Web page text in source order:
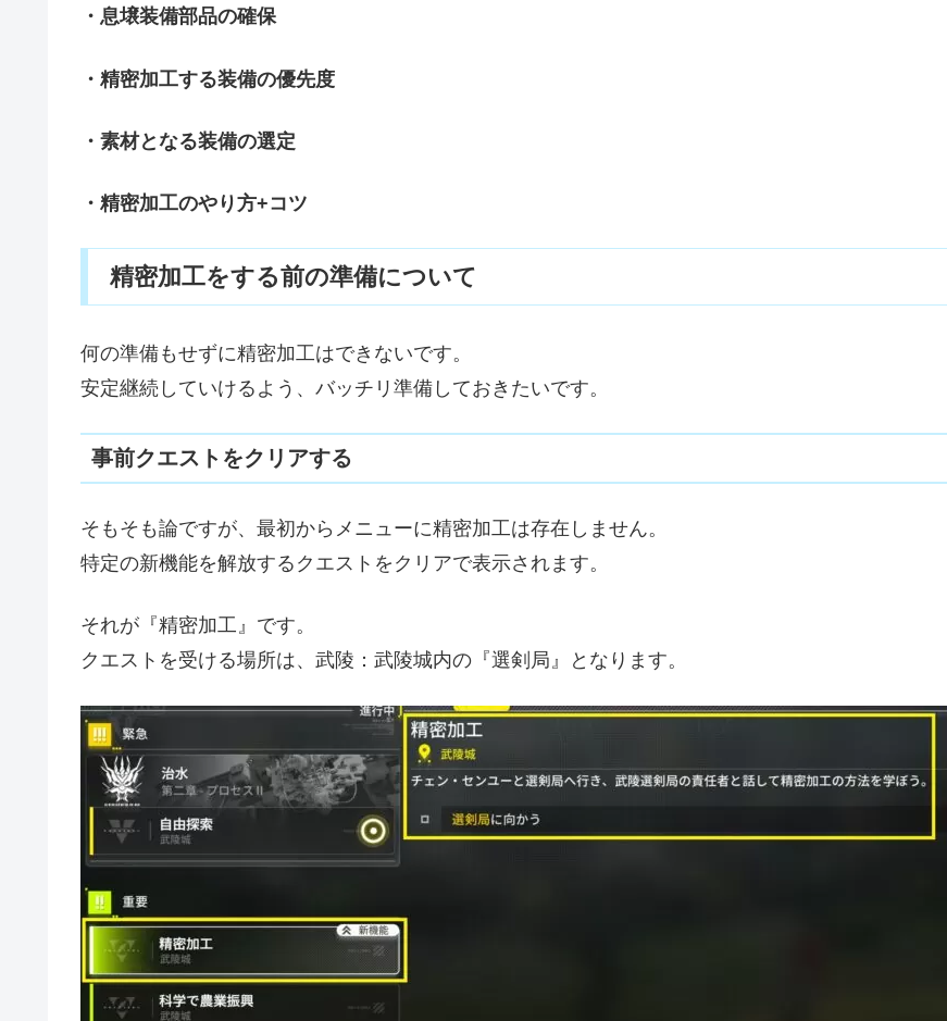
・息壌装備部品の確保
・精密加工する装備の優先度
・素材となる装備の選定
・精密加工のやり方+コツ
精密加工をする前の準備について
何の準備もせずに精密加工はできないです。
安定継続していけるよう、バッチリ準備しておきたいです。
事前クエストをクリアする
そもそも論ですが、最初からメニューに精密加工は存在しません。
特定の新機能を解放するクエストをクリアで表示されます。
それが『精密加工』です。
クエストを受ける場所は、武陵：武陵城内の『選剣局』となります。